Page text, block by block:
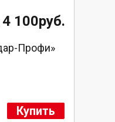
4 100руб.
Профи»
Купить